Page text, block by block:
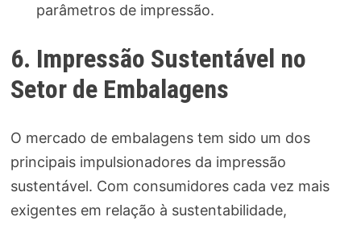
parâmetros de impressão.
6. Impressão Sustentável no
Setor de Embalagens
O mercado de embalagens tem sido um dos
principais impulsionadores da impressão
sustentável. Com consumidores cada vez mais
exigentes em relação à sustentabilidade,